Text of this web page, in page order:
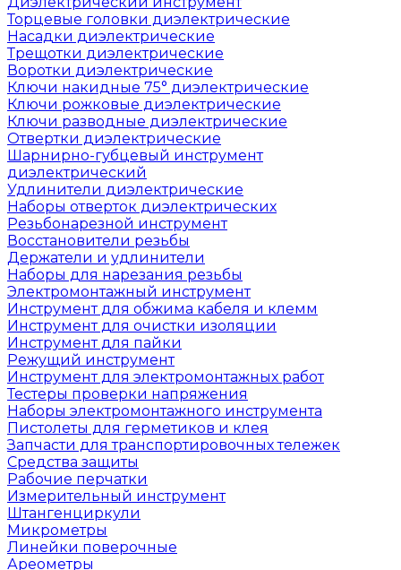
Торцевые головки диэлектрические
Насадки диэлектрические
Трещотки диэлектрические
Воротки диэлектрические
Ключи накидные 75° диэлектрические
Ключи рожковые диэлектрические
Ключи разводные диэлектрические
Отвертки диэлектрические
Шарнирно-губцевый инструмент
диэлектрический
Удлинители диэлектрические
Наборы отверток диэлектрических
Резьбонарезной инструмент
Восстановители резьбы
Держатели и удлинители
Наборы для нарезания резьбы
Электромонтажный инструмент
Инструмент для обжима кабеля и клемм
Инструмент для очистки изоляции
Инструмент для пайки
Режущий инструмент
Инструмент для электромонтажных работ
Тестеры проверки напряжения
Наборы электромонтажного инструмента
Пистолеты для герметиков и клея
Запчасти для транспортировочных тележек
Средства защиты
Рабочие перчатки
Измерительный инструмент
Штангенциркули
Микрометры
Линейки поверочные
Ареометры